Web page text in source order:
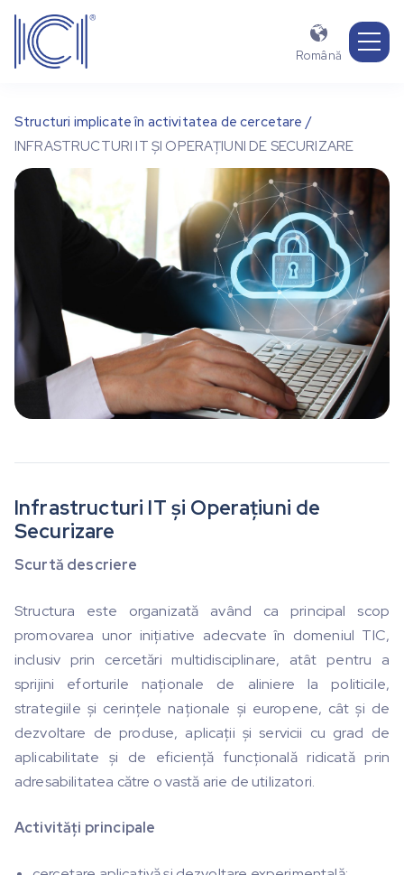

Română
Structuri implicate în activitatea de cercetare /
INFRASTRUCTURI IT ȘI OPERAȚIUNI DE SECURIZARE
Infrastructuri IT și Operațiuni de
Securizare
Scurtă descriere
Structura este organizată având ca principal scop
promovarea unor inițiative adecvate în domeniul TIC,
inclusiv prin cercetări multidisciplinare, atât pentru a
sprijini eforturile naționale de aliniere la politicile,
strategiile și cerințele naționale și europene, cât și de
dezvoltare de produse, aplicații și servicii cu grad de
aplicabilitate și de eficiență funcțională ridicată prin
adresabilitatea către o vastă arie de utilizatori.
Activități principale